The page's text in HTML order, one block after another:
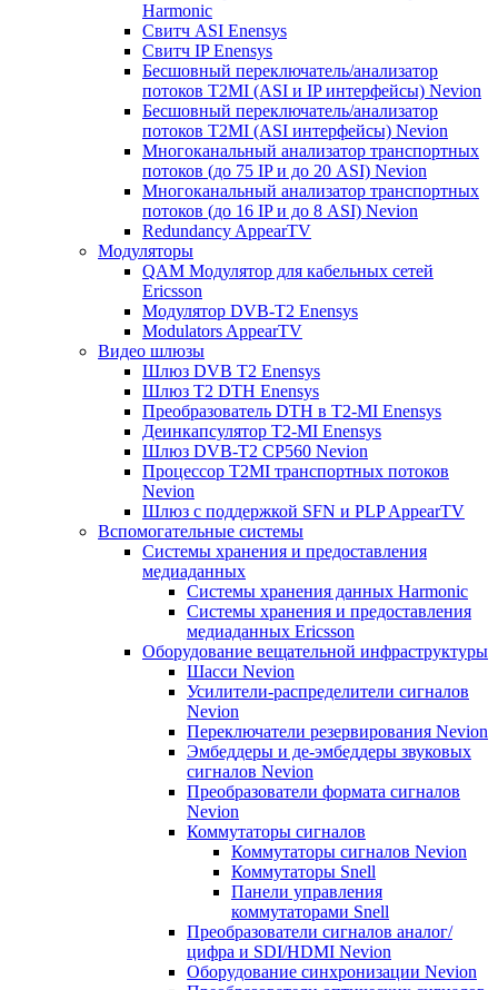
Harmonic
Свитч ASI Enensys
Свитч IP Enensys
Бесшовный переключатель/анализатор
потоков T2MI (ASI и IP интерфейсы) Nevion
Бесшовный переключатель/анализатор
потоков T2MI (ASI интерфейсы) Nevion
Многоканальный анализатор транспортных
потоков (до 75 IP и до 20 ASI) Nevion
Многоканальный анализатор транспортных
потоков (до 16 IP и до 8 ASI) Nevion
Redundancy AppearTV
Модуляторы
QAM Модулятор для кабельных сетей
Ericsson
Модулятор DVB-T2 Enensys
Modulators AppearTV
Видео шлюзы
Шлюз DVB T2 Enensys
Шлюз T2 DTH Enensys
Преобразователь DTH в T2-MI Enensys
Деинкапсулятор T2-MI Enensys
Шлюз DVB-T2 CP560 Nevion
Процессор T2MI транспортных потоков
Nevion
Шлюз с поддержкой SFN и PLP AppearTV
Вспомогательные системы
Системы хранения и предоставления
медиаданных
Системы хранения данных Harmonic
Системы хранения и предоставления
медиаданных Ericsson
Оборудование вещательной инфраструктуры
Шасси Nevion
Усилители-распределители сигналов
Nevion
Переключатели резервирования Nevion
Эмбеддеры и де-эмбеддеры звуковых
сигналов Nevion
Преобразователи формата сигналов
Nevion
Коммутаторы сигналов
Коммутаторы сигналов Nevion
Коммутаторы Snell
Панели управления
коммутаторами Snell
Преобразователи сигналов аналог/
цифра и SDI/HDMI Nevion
Оборудование синхронизации Nevion